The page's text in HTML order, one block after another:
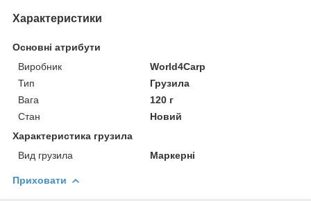
Характеристики
Основні атрибути
Виробник
World4Carp
Тип
Грузила
Вага
120 г
Стан
Новий
Характеристика грузила
Вид грузила
Маркерні
Приховати